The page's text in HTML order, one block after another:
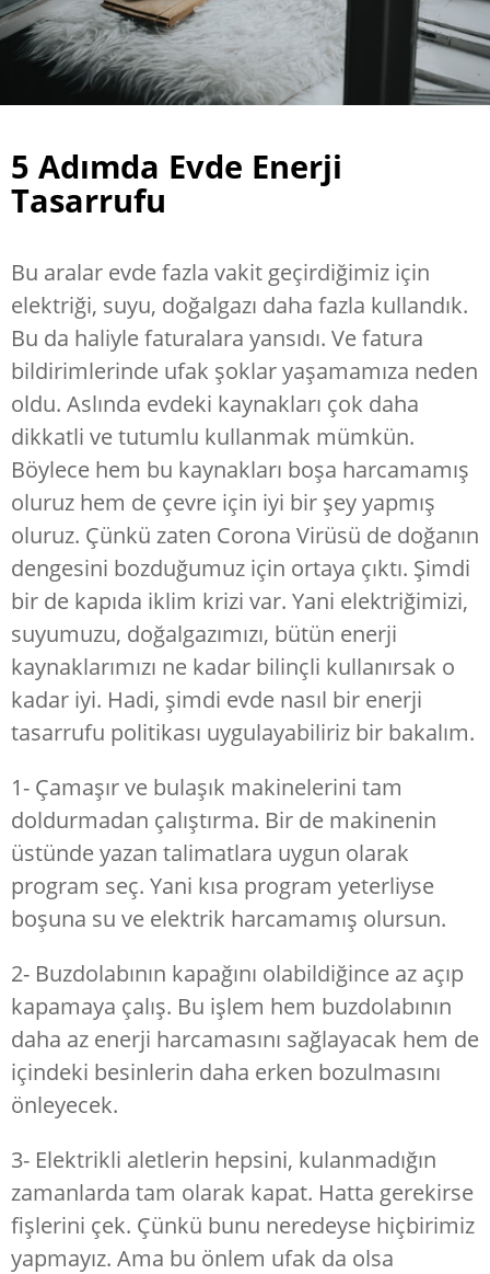
5 Adımda Evde Enerji
Tasarrufu
Bu aralar evde fazla vakit geçirdiğimiz için
elektriği, suyu, doğalgazı daha fazla kullandık.
Bu da haliyle faturalara yansıdı. Ve fatura
bildirimlerinde ufak şoklar yaşamamıza neden
oldu. Aslında evdeki kaynakları çok daha
dikkatli ve tutumlu kullanmak mümkün.
Böylece hem bu kaynakları boşa harcamamış
oluruz hem de çevre için iyi bir şey yapmış
oluruz. Çünkü zaten Corona Virüsü de doğanın
dengesini bozduğumuz için ortaya çıktı. Şimdi
bir de kapıda iklim krizi var. Yani elektriğimizi,
suyumuzu, doğalgazımızı, bütün enerji
kaynaklarımızı ne kadar bilinçli kullanırsak o
kadar iyi. Hadi, şimdi evde nasıl bir enerji
tasarrufu politikası uygulayabiliriz bir bakalım.
1- Çamaşır ve bulaşık makinelerini tam
doldurmadan çalıştırma. Bir de makinenin
üstünde yazan talimatlara uygun olarak
program seç. Yani kısa program yeterliyse
boşuna su ve elektrik harcamamış olursun.
2- Buzdolabının kapağını olabildiğince az açıp
kapamaya çalış. Bu işlem hem buzdolabının
daha az enerji harcamasını sağlayacak hem de
içindeki besinlerin daha erken bozulmasını
önleyecek.
3- Elektrikli aletlerin hepsini, kulanmadığın
zamanlarda tam olarak kapat. Hatta gerekirse
fişlerini çek. Çünkü bunu neredeyse hiçbirimiz
yapmayız. Ama bu önlem ufak da olsa